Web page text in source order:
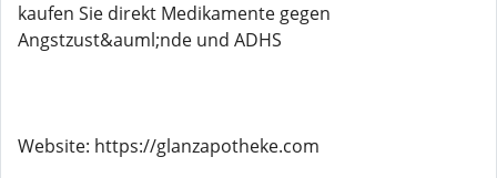
kaufen Sie direkt Medikamente gegen
Angstzust&auml;nde und ADHS
Website: https://glanzapotheke.com